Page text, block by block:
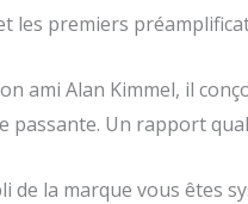
les premiers
ami Alan Kimmel, il
passante. Un rapport
la marque vous êtes